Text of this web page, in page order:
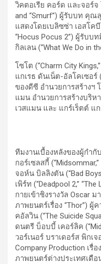
วิคตอเรีย คอร์ด และจอร์
and “Smurf”) ผู้รับบท คุณ
แสดงโดยเบลิซซ่า เอสโคบี
“Hocus Pocus 2”) ผู้รับบ
กิลเลน (“What We Do in
โซโต (“Charm City
แกเรธ ดันเน็ต-อัลโคเซอร์
ของดีซี อำนวยการสร้างฯ
แมน อำนวยการสร้างบริห
เวสแมน และ แกร์เร็ตต์ แ
ทีมงานเบื้องหลังของผู้กำ
กอร์เซลสกี้
จอห์น บิลลิงตัน (“Bad
เพิร์ท (“Deadpool 2,”
กายเข้าชิงรางวัล Oscar ม
ภาพยนตร์เรื่อง “Thor”)
คอัลวิน (“The Suicide
ดนตรี บ็อบบี้ เคอร์ลิค
วอร์เนอร์ บราเดอร์ส พิกเ
Company Production เรื่อ
ภาพยนตร์ต่างประเทศเดือ